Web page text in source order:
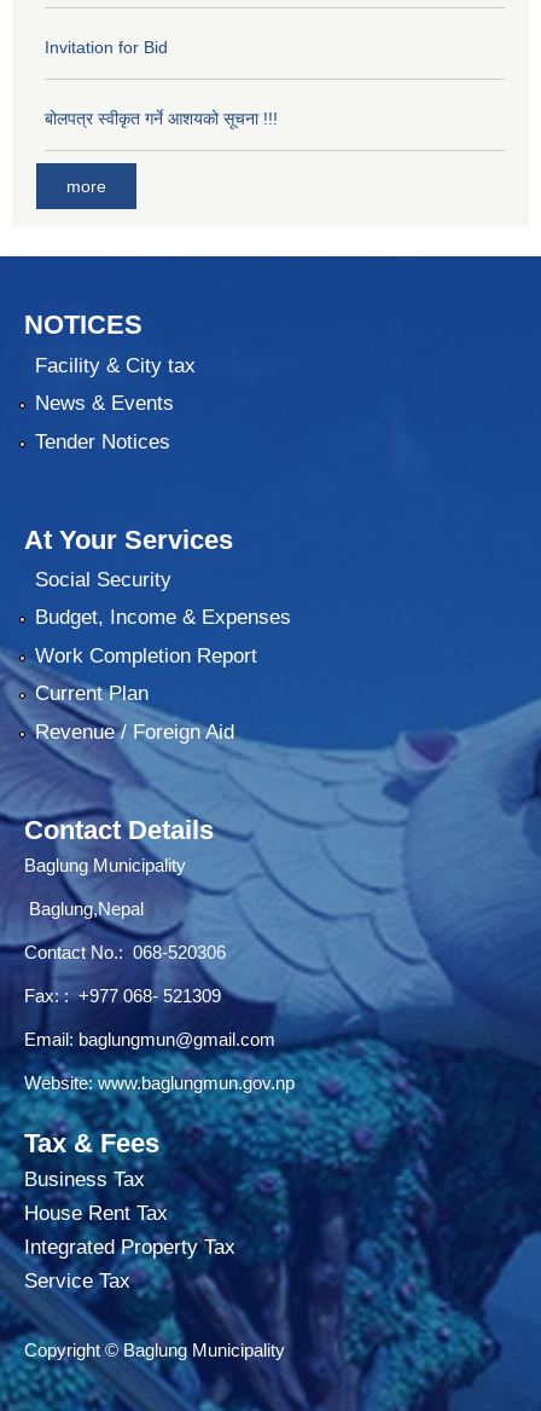
Invitation for Bid
बोलपत्र स्वीकृत गर्ने आशयको सूचना !!!
more
NOTICES
Facility & City tax
News & Events
Tender Notices
At Your Services
Social Security
Budget, Income & Expenses
Work Completion Report
Current Plan
Revenue / Foreign Aid
Contact Details
Baglung Municipality
Baglung,Nepal
Contact No.: 068-520306
Fax: : +977 068- 521309
Email: baglungmun@gmail.com
Website:www.baglungmun.gov.np
Tax & Fees
Business Tax
House Rent Tax
Integrated Property Tax
Service Tax
Copyright © Baglung Municipality